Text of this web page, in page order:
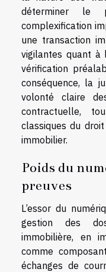
déterminer le
complexification
une transaction
vigilantes quant
vérification
conséquence, la
volonté claire
contractuelle,
classiques du
immobilier.
Poids du
preuves
L’essor du
gestion des
immobilière, en
comme
échanges de